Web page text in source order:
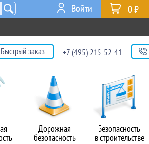
Дорожная
безопасность
Безопасность
в строительстве
0 ₽
Войти
Быстрый заказ +7 (495) 215-52-41